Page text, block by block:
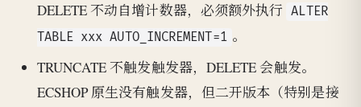
DELETE 不动自增计数器，必须额外执行 ALTER
TABLE xxx AUTO_INCREMENT=1 。
TRUNCATE 不触发触发器，DELETE 会触发。
ECSHOP 原生没有触发器，但二开版本（特别是接